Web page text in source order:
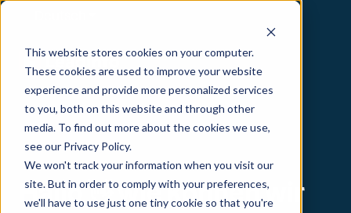
This website stores cookies on your computer.
These cookies are used to improve your website
experience and provide more personalized services
to you, both on this website and through other
media. To find out more about the cookies we use,
see our Privacy Policy.
We won't track your information when you visit our
site. But in order to comply with your preferences,
we'll have to use just one tiny cookie so that you're
Hallo 👋 wie können wir